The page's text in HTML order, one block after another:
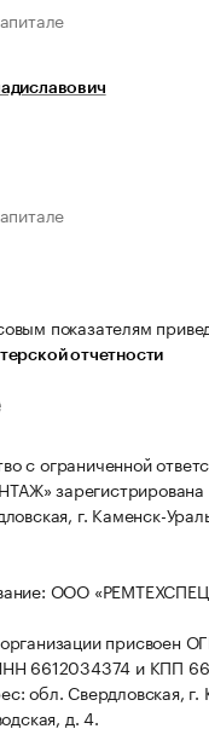
показателям
отчетности
с ограниченной
зарегистрирована
г. Каменск-
ООО
присвоен
6612034374 и КПП
обл. Свердловская, г.
д. 4.